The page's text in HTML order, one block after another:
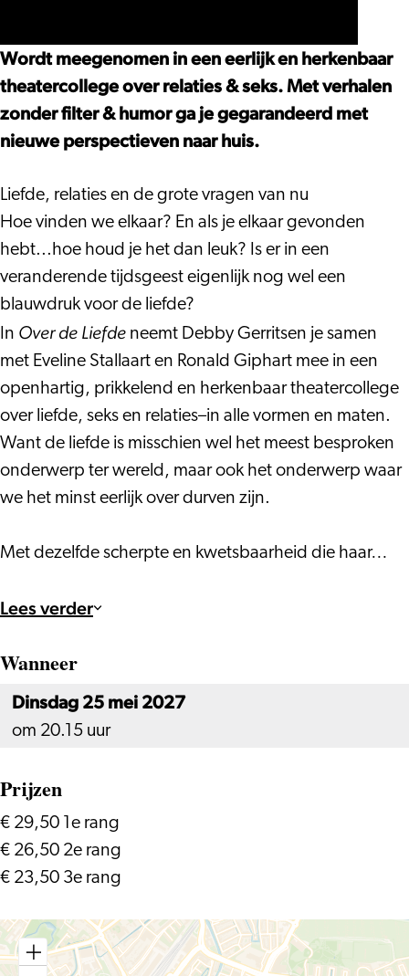
&
Ronald
Giphart
–
de
Liefde
Eveline
Stallaart
&
Ronald
–
Over
de
Liefde
Wordt meegenomen in een eerlijk en herkenbaar
theatercollege over relaties & seks. Met verhalen
zonder filter & humor ga je gegarandeerd met
nieuwe perspectieven naar huis.
Liefde, relaties en de grote vragen van nu
Hoe vinden we elkaar? En als je elkaar gevonden
hebt...hoe houd je het dan leuk? Is er in een
veranderende tijdsgeest eigenlijk nog wel een
blauwdruk voor de liefde?
In Over de Liefde neemt Debby Gerritsen je samen
met Eveline Stallaart en Ronald Giphart mee in een
openhartig, prikkelend en herkenbaar theatercollege
over liefde, seks en relaties–in alle vormen en maten.
Want de liefde is misschien wel het meest besproken
onderwerp ter wereld, maar ook het onderwerp waar
we het minst eerlijk over durven zijn.
Met dezelfde scherpte en kwetsbaarheid die haar…
Lees verder
Wanneer
Dinsdag 25 mei 2027
om 20.15 uur
Prijzen
€ 29,50 1e rang
€ 26,50 2e rang
€ 23,50 3e rang